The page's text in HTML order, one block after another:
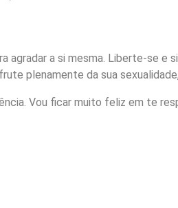
a si mesma. Liberte-se e
plenamente da sua
Vou ficar muito feliz em te